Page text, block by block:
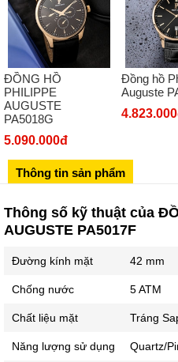
Số 413 Quang
Số 273 Nguyễn
Số 28 Chùa
Số 53 Trần Đăng
Showroom 86: BH9A-SP.9A-
ĐỒNG HỒ
PHILIPPE
AUGUSTE
PA5018G
5.090.000đ
Đồng hồ
Auguste
Thông tin sản phẩm
Thông số kỹ thuật của
AUGUSTE PA5017F
Đường kính mặt 42 mm
Chống nước 5 ATM
Chất liệu mặt Tráng
Năng lượng sử dụng Quartz/